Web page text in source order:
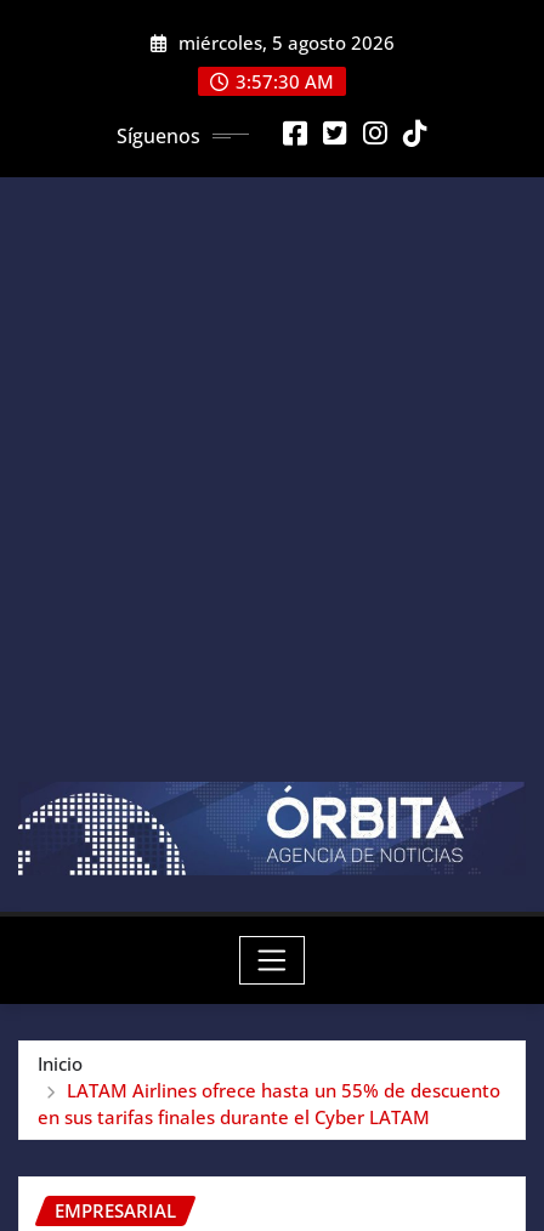
miércoles, 5 agosto 2026
3:57:31 AM
Síguenos
Inicio
LATAM Airlines ofrece hasta un 55% de descuento
en sus tarifas finales durante el Cyber LATAM
EMPRESARIAL